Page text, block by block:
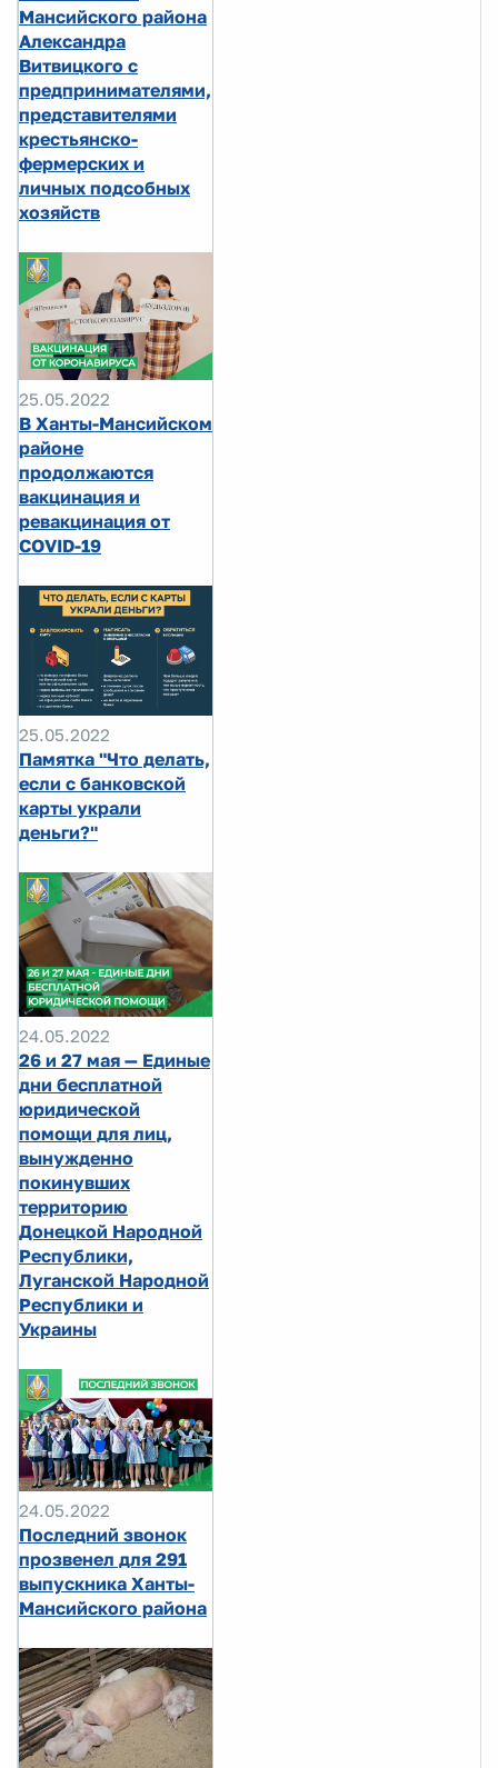
Мансийского района
Александра
Витвицкого с
предпринимателями,
представителями
крестьянско-
фермерских и
личных подсобных
хозяйств
25.05.2022
В Ханты-Мансийском
районе
продолжаются
вакцинация и
ревакцинация от
COVID-19
25.05.2022
Памятка "Что делать,
если с банковской
карты украли
деньги?"
24.05.2022
26 и 27 мая — Единые
дни бесплатной
юридической
помощи для лиц,
вынужденно
покинувших
территорию
Донецкой Народной
Республики,
Луганской Народной
Республики и
Украины
24.05.2022
Последний звонок
прозвенел для 291
выпускника Ханты-
Мансийского района